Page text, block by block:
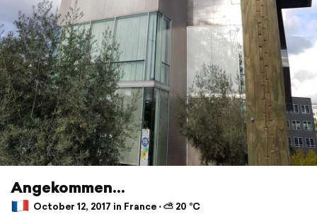
Angekommen...
October 12, 2017 in France ⋅ ⛅ 20 °C